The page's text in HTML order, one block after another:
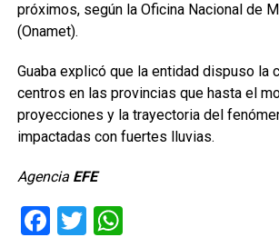
próximos, según la Oficina Nacional de
(Onamet).
Guaba explicó que la entidad dispuso la
centros en las provincias que hasta el
proyecciones y la trayectoria del
impactadas con fuertes lluvias.
Agencia EFE
Facebook
TwitterWhatsApp